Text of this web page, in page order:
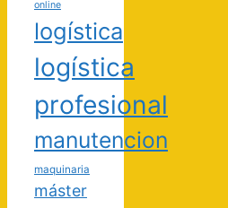
online
logística
logística
profesional
manutencion
maquinaria
máster